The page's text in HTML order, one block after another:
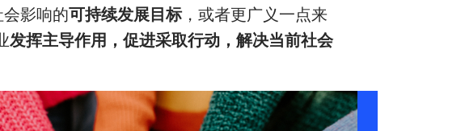
影响的可持续发展目标，或者更广义一点来
发挥主导作用，促进采取行动，解决当前社会